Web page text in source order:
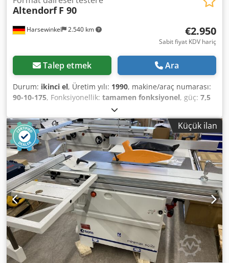
Harsewinkel 2.540 km
Altendorf F 90
€2.950
Sabit fiyat KDV hariç
Talep etmek Ara
Durum: ikinci el, Üretim yılı: 1990, makine/araç numarası:
90-10-175, Fonksiyonellik: tamamen fonksiyonel, güç: 7,5
380 V
mm, yükseklik ayar tipi:mekanik, tahrik tipi:manuel,
Donanım:testere bıçağı koruyucu, Fotoğrafta görünen
Altendorf marka F-90 model masa tipi daire testeresi.
Üretim yılı 1990. Testere, yerine yeni bir modelin
konulması nedeniyle satılıktır. Hala kusursuz bir şekilde
çalışmaktadır. Ahşap palet üzerinde taşınır ve bulunduğu
yerde bir forklift ile yüklenebilir. Görüldüğü gibi satılır,
garanti verilmez. Codezq Srqepfx Al Rsrf
Küçük ilan